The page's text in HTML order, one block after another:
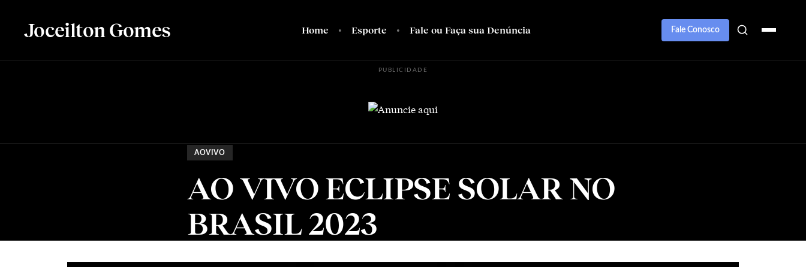
Joceilton Gomes Home Esporte Fale ou Faça sua Denúncia Fale Conosco
PUBLICIDADE
AOVIVO
AO VIVO ECLIPSE SOLAR NO
BRASIL 2023